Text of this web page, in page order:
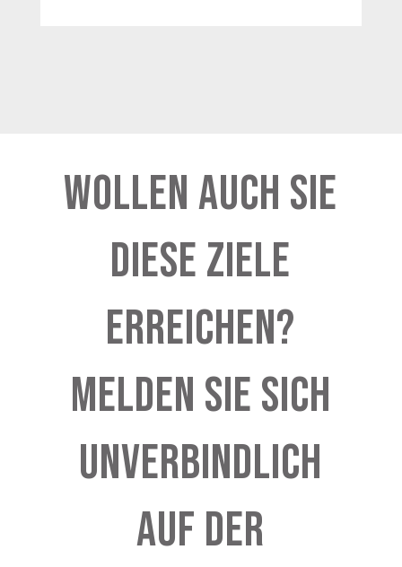
Wollen auch Sie
diese Ziele
erreichen?
Melden Sie sich
unverbindlich
auf der